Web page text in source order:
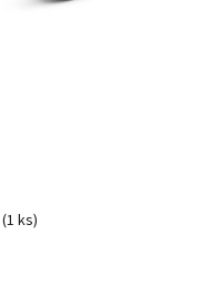
(1 ks)